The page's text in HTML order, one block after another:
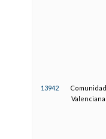
13942
Comunidad
Valenciana